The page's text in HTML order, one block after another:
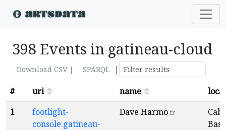
398 Events in gatineau-cloud
Download CSV | SPARQL
|
#
uri name
1
footlight-
console:gatineau-
Dave Harmofr